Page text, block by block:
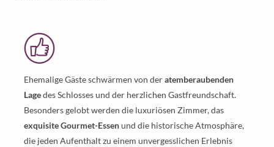
Ehemalige Gäste schwärmen von deratemberaubenden
Lagedes Schlosses und der herzlichen Gastfreundschaft.
Besonders gelobt werden die luxuriösen Zimmer, das
exquisite Gourmet-Essenund die historische Atmosphäre,
die jeden Aufenthalt zu einem unvergesslichen Erlebnis